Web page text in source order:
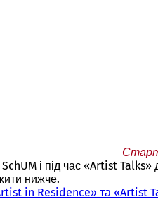
Старт
і під час «Artist
нижче.
in Residence» та «Artist